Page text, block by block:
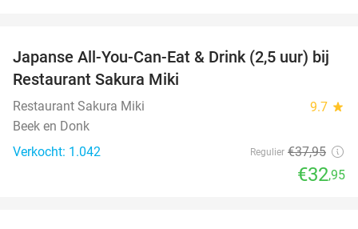
13%
Japanse All-You-Can-Eat & Drink (2,5 uur) bij
Restaurant Sakura Miki
Restaurant Sakura Miki 9.7 star
Beek en Donk
Verkocht: 1.042
Regulier €37,95
€32,95